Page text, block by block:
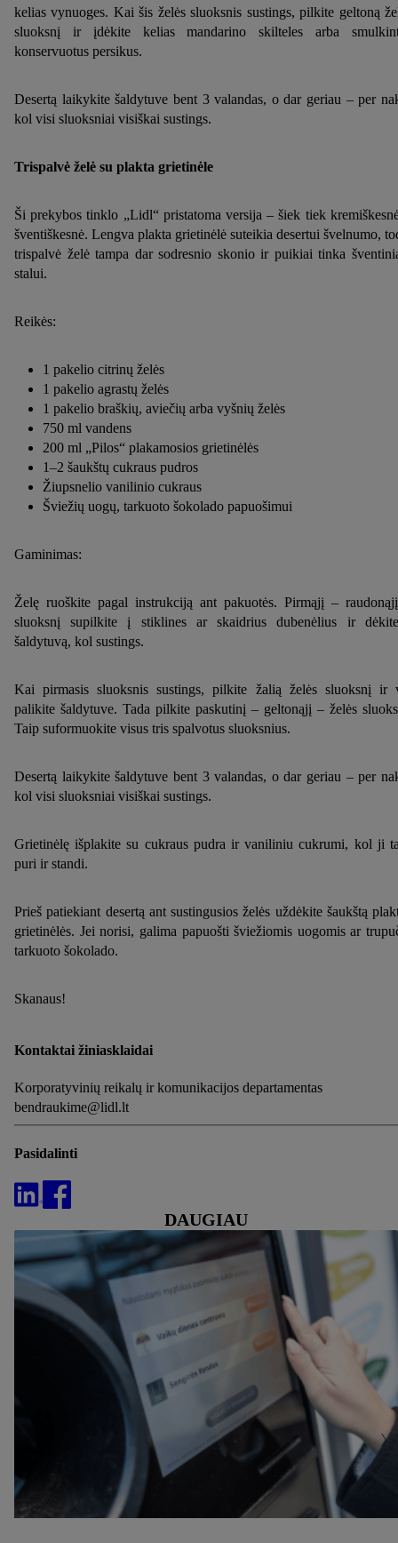
kelias vynuoges. Kai šis želės sluoksnis sustings, pilkite geltoną
sluoksnį ir įdėkite kelias mandarino skilteles arba
konservuotus persikus.
Desertą laikykite šaldytuve bent 3 valandas, o dar geriau – per
kol visi sluoksniai visiškai sustings.
Trispalvė želė su plakta grietinėle
Ši prekybos tinklo „Lidl“ pristatoma versija – šiek tiek
šventiškesnė. Lengva plakta grietinėlė suteikia desertui švelnumo,
trispalvė želė tampa dar sodresnio skonio ir puikiai tinka
stalui.
Reikės:
1 pakelio citrinų želės
1 pakelio agrastų želės
1 pakelio braškių, aviečių arba vyšnių želės
750 ml vandens
200 ml „Pilos“ plakamosios grietinėlės
1–2 šaukštų cukraus pudros
Žiupsnelio vanilinio cukraus
Šviežių uogų, tarkuoto šokolado papuošimui
Gaminimas:
Želę ruoškite pagal instrukciją ant pakuotės. Pirmąjį –
sluoksnį supilkite į stiklines ar skaidrius dubenėlius ir
šaldytuvą, kol sustings.
Kai pirmasis sluoksnis sustings, pilkite žalią želės sluoksnį ir
palikite šaldytuve. Tada pilkite paskutinį – geltonąjį – želės
Taip suformuokite visus tris spalvotus sluoksnius.
Desertą laikykite šaldytuve bent 3 valandas, o dar geriau – per
kol visi sluoksniai visiškai sustings.
Grietinėlę išplakite su cukraus pudra ir vaniliniu cukrumi, kol ji
puri ir standi.
Prieš patiekiant desertą ant sustingusios želės uždėkite šaukštą
grietinėlės. Jei norisi, galima papuošti šviežiomis uogomis ar
tarkuoto šokolado.
Skanaus!
Kontaktai žiniasklaidai
Korporatyvinių reikalų ir komunikacijos departamentas
bendraukime@lidl.lt
Pasidalinti
DAUGIAU
laikotarpį ir Jūsų teisę bet kada atšaukti sutikimą, galite rasti
mūsųprivatumo politikojearba paspaudusčia.